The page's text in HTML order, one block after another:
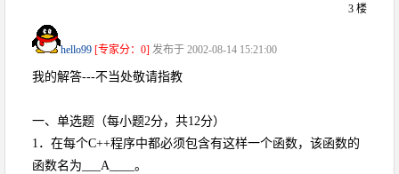
3 楼
hello99 [专家分：0] 发布于 2002-08-14 15:21:00
我的解答---不当处敬请指教
一、单选题（每小题2分，共12分）
1．在每个C++程序中都必须包含有这样一个函数，该函数的
函数名为___A____。